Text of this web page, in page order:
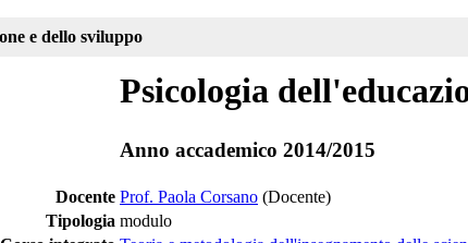
e dello sviluppo
Psicologia
Anno accademico 2014/2015
Docente Prof. Paola Corsano (Docente)
Tipologia modulo